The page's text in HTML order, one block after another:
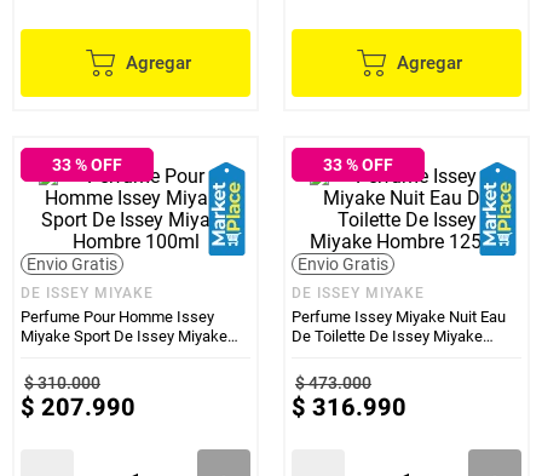
Agregar Agregar
Envio Gratis
33% OFF
DE ISSEY MIYAKE
Perfume Pour Homme Issey
Miyake Sport De Issey Miyake
$310.000
$ 207.990
Envio Gratis
33% OFF
DE ISSEY MIYAKE
Perfume Issey Miyake Nuit Eau
De Toilette De Issey Miyake
$473.000
$ 316.990